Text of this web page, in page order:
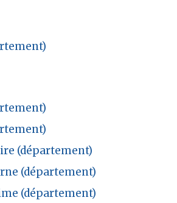
(département)
(département)
(département)